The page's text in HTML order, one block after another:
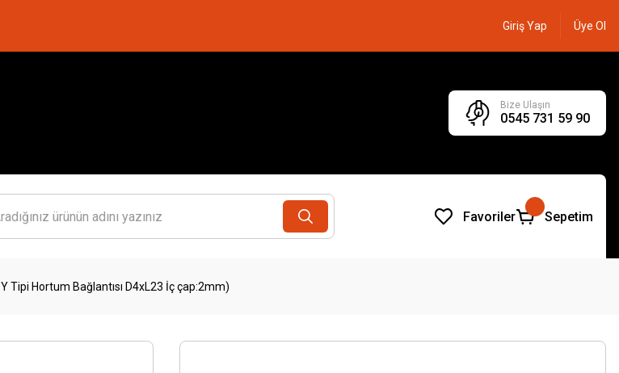
Giriş Yap Üye Ol
Bize Ulaşın
0545 731 59 90
Favoriler Sepetim
Y Tipi Hortum Bağlantısı D4xL23 İç çap:2mm)